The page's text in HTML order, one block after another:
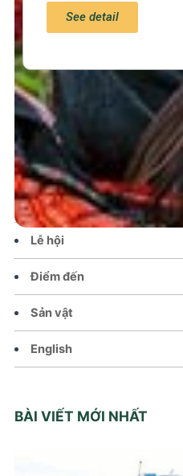
Trang chủ
Tin tức – Sự kiện
Chính sách
Văn hoá – Đời sống
Lễ hội
Điểm đến
Sản vật
English
BÀI VIẾT MỚI NHẤT
See detail